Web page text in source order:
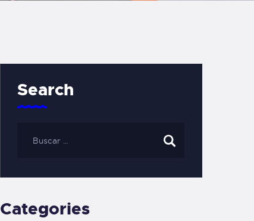
Search
Categories